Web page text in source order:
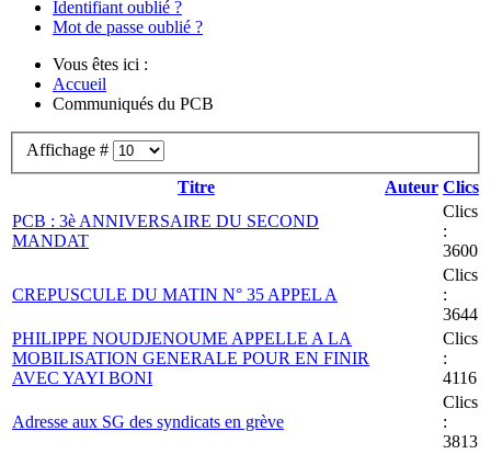
Identifiant oublié ?
Mot de passe oublié ?
Vous êtes ici :
Accueil
Communiqués du PCB
Affichage #
Titre
Auteur Clics
PCB : 3è ANNIVERSAIRE DU SECOND
MANDAT
Clics
:
3600
CREPUSCULE DU MATIN N° 35 APPEL A
Clics
:
3644
PHILIPPE NOUDJENOUME APPELLE A LA
MOBILISATION GENERALE POUR EN FINIR
AVEC YAYI BONI
Clics
:
4116
Adresse aux SG des syndicats en grève
Clics
:
3813